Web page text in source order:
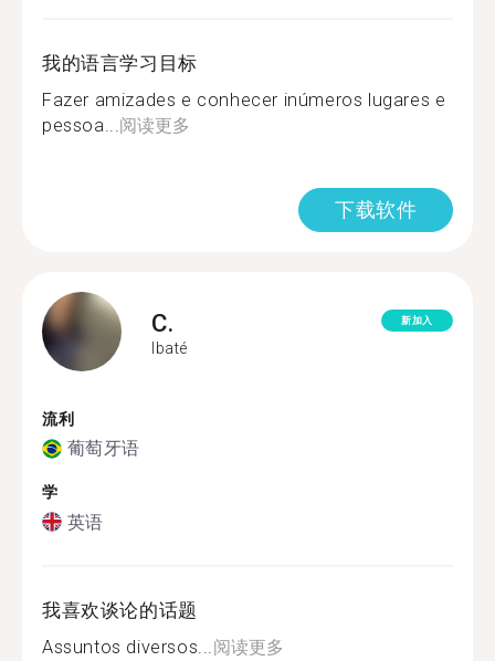
我的语言学习目标
Fazer amizades e conhecer inúmeros lugares e
pessoa... 阅读更多
下载软件
C.
Ibaté
新加入
流利
葡萄牙语
学
英语
我喜欢谈论的话题
Assuntos diversos... 阅读更多